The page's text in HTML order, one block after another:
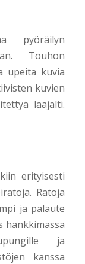
pyöräilyn
Touhon
upeita kuvia
kuvien
laajalti.
erityisesti
Ratoja
ja palaute
ja
kanssa